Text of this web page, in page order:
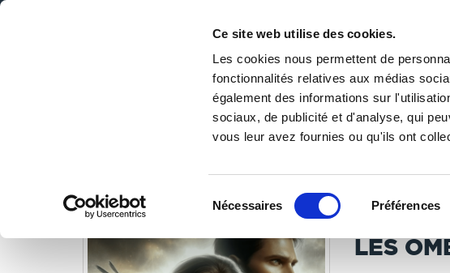
Ce site web utilise des cookies.
Les cookies nous permettent de
fonctionnalités relatives aux médias
également des informations sur
sociaux, de publicité et d'analyse, qui
vous leur avez fournies ou qu'ils ont
Nécessaires Préférences
DE LA PAGE BLANCHE... AU BEST SELLER
PUBLIER UN
/ Littérature / Romans / Les Ombres de l’âme
LES LIVRES SONT
LES